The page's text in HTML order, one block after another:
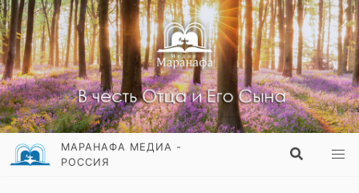
МАРАНАФА МЕДИА -
РОССИЯ